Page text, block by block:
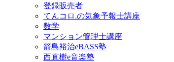
登録販売者
てんコロ.の気象予報士講座
数学
マンション管理士講座
箭島裕治eBASS塾
西直樹e音楽塾